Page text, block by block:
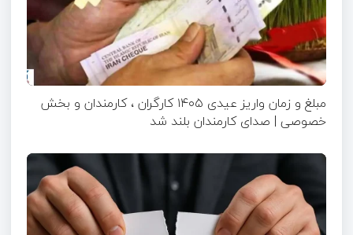
مبلغ و زمان واریز عیدی ۱۴۰۵ کارگران ، کارمندان و بخش
خصوصی | صدای کارمندان بلند شد